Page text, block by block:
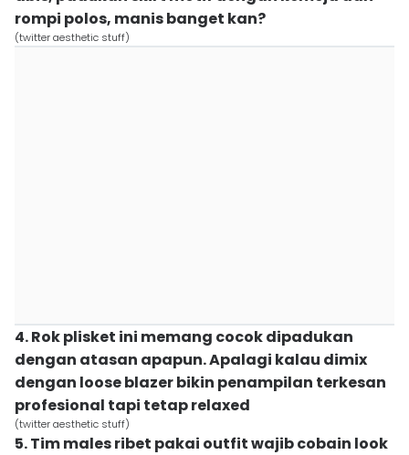
rompi polos, manis banget kan?
(twitter aesthetic stuff)
4. Rok plisket ini memang cocok dipadukan
dengan atasan apapun. Apalagi kalau dimix
dengan loose blazer bikin penampilan terkesan
profesional tapi tetap relaxed
(twitter aesthetic stuff)
5. Tim males ribet pakai outfit wajib cobain look